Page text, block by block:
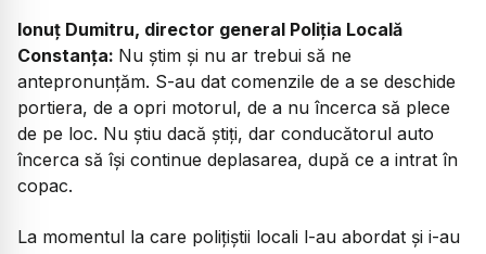
Ionuț Dumitru, director general Poliția Locală
Constanța: Nu știm și nu ar trebui să ne
antepronunțăm. S-au dat comenzile de a se deschide
portiera, de a opri motorul, de a nu încerca să plece
de pe loc. Nu știu dacă știți, dar conducătorul auto
încerca să își continue deplasarea, după ce a intrat în
copac.
La momentul la care polițiștii locali l-au abordat și i-au